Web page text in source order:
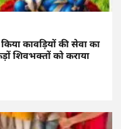
कावड़ियों की सेवा का
शिवभक्तों को कराया